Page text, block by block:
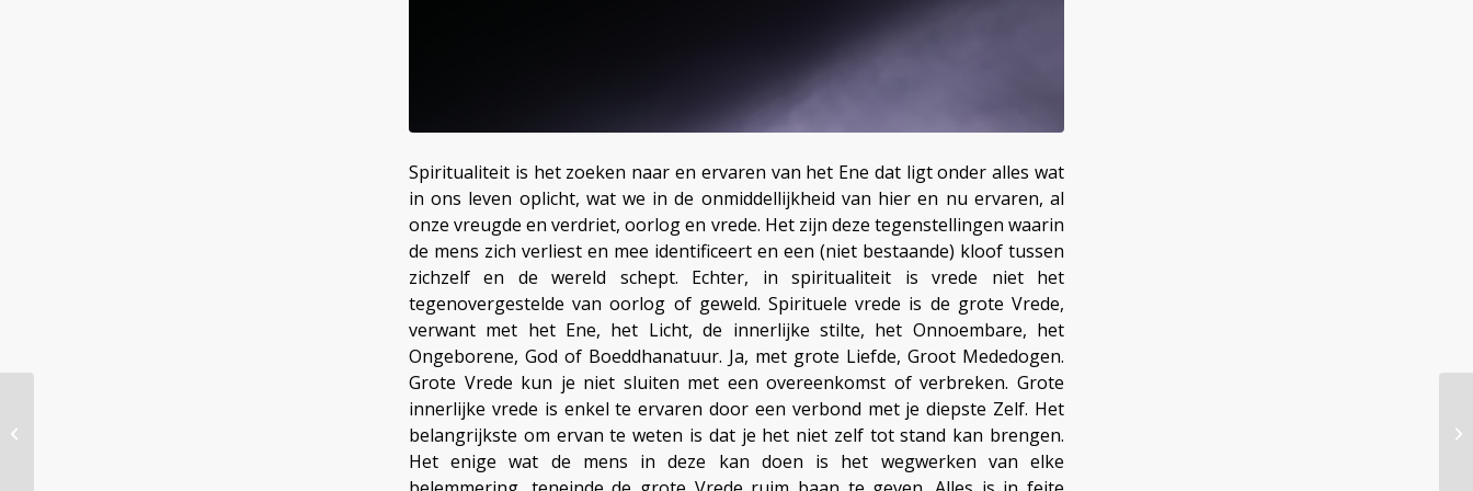
Spiritualiteit is het zoeken naar en ervaren van het Ene dat ligt onder alles wat
in ons leven oplicht, wat we in de onmiddellijkheid van hier en nu ervaren, al
onze vreugde en verdriet, oorlog en vrede. Het zijn deze tegenstellingen waarin
de mens zich verliest en mee identificeert en een (niet bestaande) kloof tussen
zichzelf en de wereld schept. Echter, in spiritualiteit is vrede niet het
tegenovergestelde van oorlog of geweld. Spirituele vrede is de grote Vrede,
verwant met het Ene, het Licht, de innerlijke stilte, het Onnoembare, het
Ongeborene, God of Boeddhanatuur. Ja, met grote Liefde, Groot Mededogen.
Grote Vrede kun je niet sluiten met een overeenkomst of verbreken. Grote
innerlijke vrede is enkel te ervaren door een verbond met je diepste Zelf. Het
belangrijkste om ervan te weten is dat je het niet zelf tot stand kan brengen.
Het enige wat de mens in deze kan doen is het wegwerken van elke